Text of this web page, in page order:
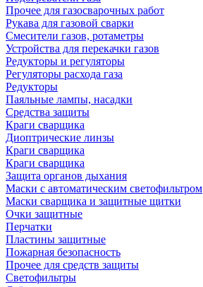
Прочее для газосварочных работ
Рукава для газовой сварки
Смесители газов, ротаметры
Устройства для перекачки газов
Редукторы и регуляторы
Регуляторы расхода газа
Редукторы
Паяльные лампы, насадки
Средства защиты
Краги сварщика
Диоптрические линзы
Краги сварщика
Краги сварщика
Защита органов дыхания
Маски с автоматическим светофильтром
Маски сварщика и защитные щитки
Очки защитные
Перчатки
Пластины защитные
Пожарная безопасность
Прочее для средств защиты
Светофильтры